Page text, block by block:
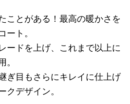
ことがある！最高の暖かさを
ート。
ードを上げ、これまで以上に
。
ぎ目もさらにキレイに仕上げ
クデザイン。